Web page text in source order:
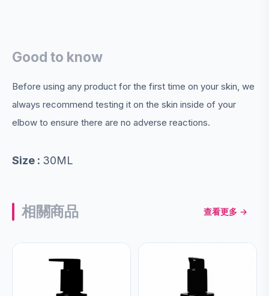
Good to know
Before using any product for the first time on your skin, we
always recommend testing it on the skin inside of your
elbow to ensure there are no adverse reactions.
Size : 30ML
相關商品 查看更多 →